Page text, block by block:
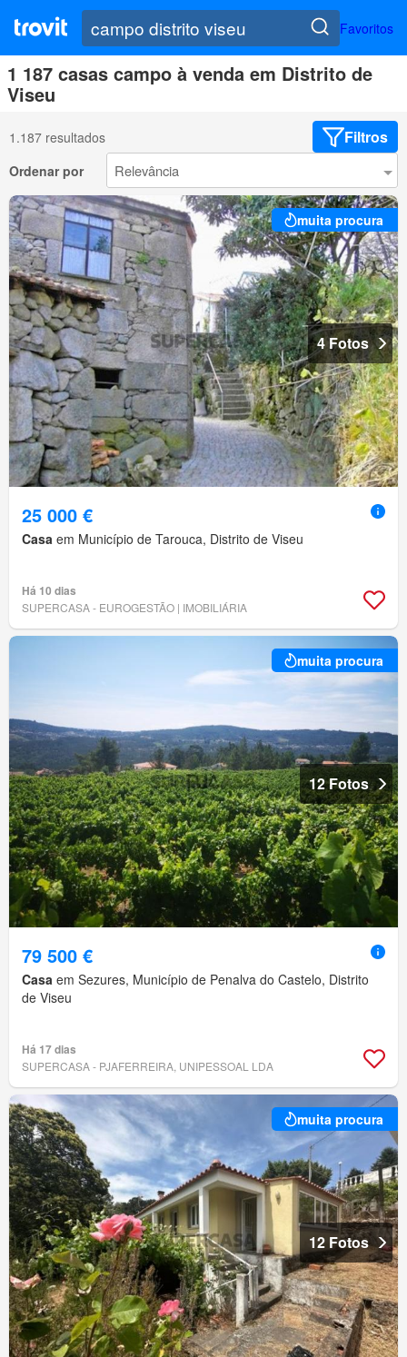
Favoritos
1 187 casas campo à venda em Distrito de
Viseu
1.187 resultados Filtros
Ordenar por
muita procura
4 Fotos
25 000 €
Casa em Município de Tarouca, Distrito de Viseu
Há 10 dias
SUPERCASA - EUROGESTÃO | IMOBILIÁRIA
muita procura
12 Fotos
79 500 €
Casa em Sezures, Município de Penalva do Castelo, Distrito
de Viseu
Há 17 dias
SUPERCASA - PJAFERREIRA, UNIPESSOAL LDA
muita procura
12 Fotos